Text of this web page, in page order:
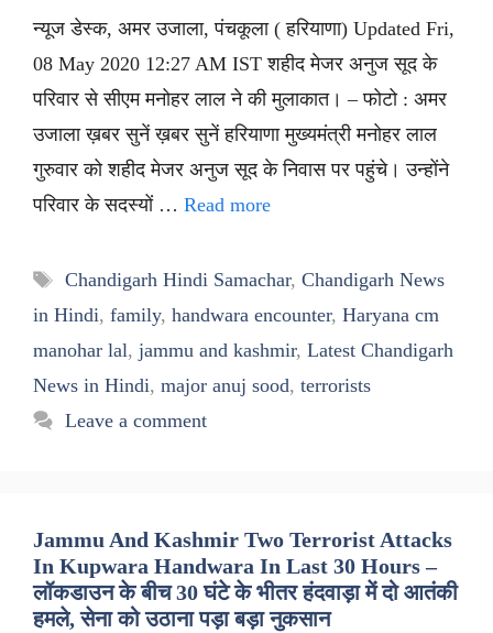
न्यूज डेस्क, अमर उजाला, पंचकूला ( हरियाणा) Updated Fri,
08 May 2020 12:27 AM IST शहीद मेजर अनुज सूद के
परिवार से सीएम मनोहर लाल ने की मुलाकात। – फोटो : अमर
उजाला ख़बर सुनें ख़बर सुनें हरियाणा मुख्यमंत्री मनोहर लाल
गुरुवार को शहीद मेजर अनुज सूद के निवास पर पहुंचे। उन्होंने
परिवार के सदस्यों … Read more
Tags
Chandigarh Hindi Samachar, Chandigarh News
in Hindi, family, handwara encounter, Haryana cm
manohar lal, jammu and kashmir, Latest Chandigarh
News in Hindi, major anuj sood, terrorists
Leave a comment
Jammu And Kashmir Two Terrorist Attacks
In Kupwara Handwara In Last 30 Hours –
लॉकडाउन के बीच 30 घंटे के भीतर हंदवाड़ा में दो आतंकी
हमले, सेना को उठाना पड़ा बड़ा नुकसान